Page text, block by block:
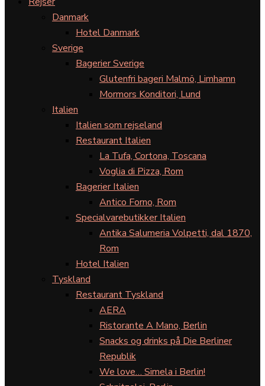
Danmark
Hotel Danmark
Sverige
Bagerier Sverige
Glutenfri bageri Malmö, Limhamn
Mormors Konditori, Lund
Italien
Italien som rejseland
Restaurant Italien
La Tufa, Cortona, Toscana
Voglia di Pizza, Rom
Bagerier Italien
Antico Forno, Rom
Specialvarebutikker Italien
Antika Salumeria Volpetti, dal 1870,
Rom
Hotel Italien
Tyskland
Restaurant Tyskland
AERA
Ristorante A Mano, Berlin
Snacks og drinks på Die Berliner
Republik
We love… Simela i Berlin!